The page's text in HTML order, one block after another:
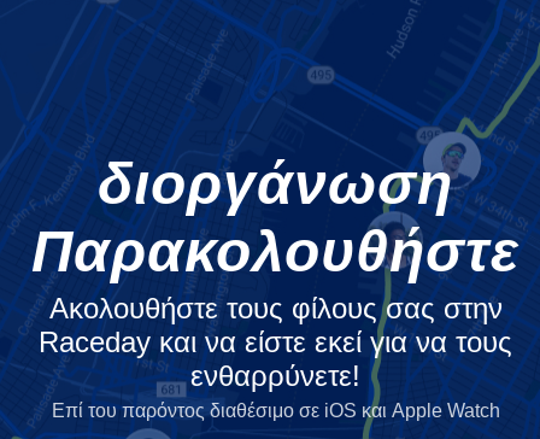
διοργάνωση
Παρακολουθήστε
Ακολουθήστε τους φίλους σας στην
Raceday και να είστε εκεί για να τους
ενθαρρύνετε!
Επί του παρόντος διαθέσιμο σε iOS και Apple Watch